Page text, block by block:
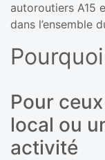
autoroutiers A15
dans l’ensemble
Pour
local ou
activité